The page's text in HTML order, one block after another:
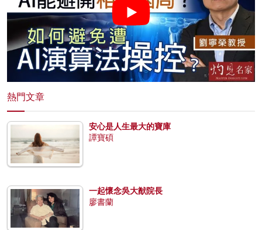
熱門文章
安心是人生最大的寶庫
譚寶碩
一起懷念吳大猷院長
廖書蘭